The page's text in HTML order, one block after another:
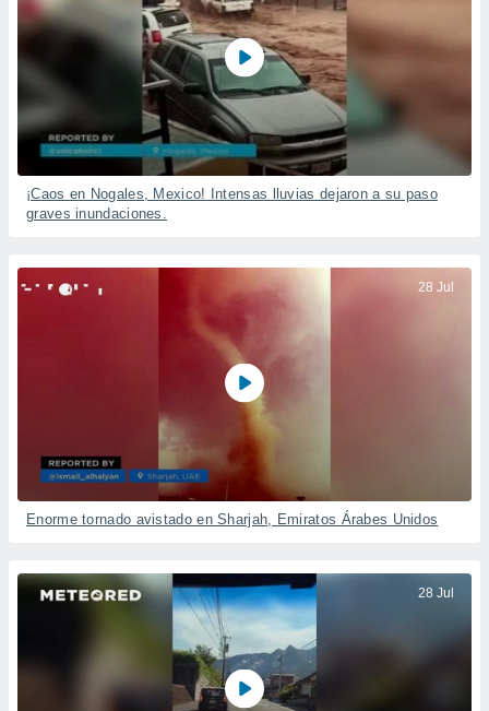
¡Caos en Nogales, Mexico! Intensas lluvias dejaron a su paso
graves inundaciones.
28 Jul
Enorme tornado avistado en Sharjah, Emiratos Árabes Unidos
28 Jul